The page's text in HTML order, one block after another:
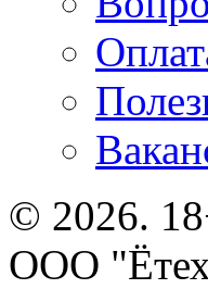
© 2026.
ООО